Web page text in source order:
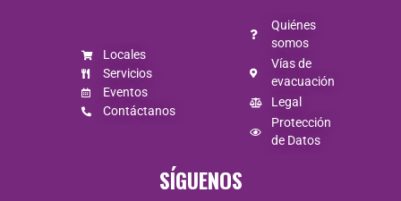
Locales
Servicios
Eventos
Contáctanos
Quiénes
somos
Vías de
evacuación
Legal
Protección
de Datos
SÍGUENOS